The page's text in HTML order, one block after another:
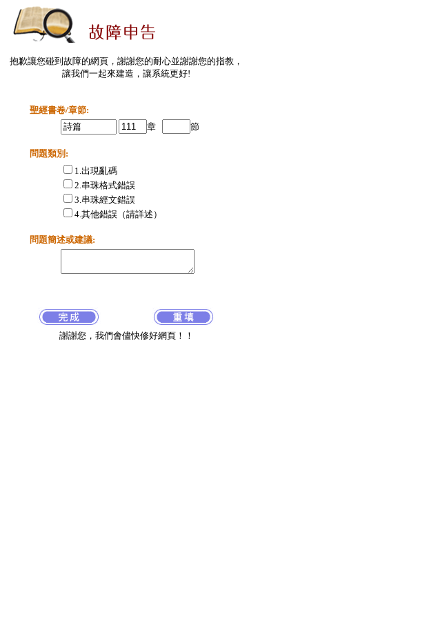
抱歉讓您碰到故障的網頁，謝謝您的耐心並謝謝您的指教，
讓我們一起來建造，讓系統更好!
聖經書卷/章節:
章
節
問題類別:
1.出現亂碼
2.串珠格式錯誤
3.串珠經文錯誤
4.其他錯誤（請詳述）
問題簡述或建議:
謝謝您，我們會儘快修好網頁！！